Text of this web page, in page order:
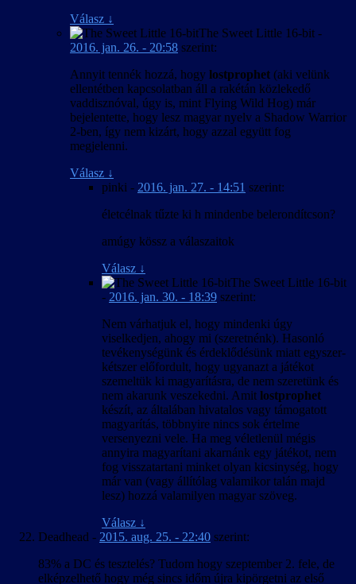
Válasz ↓
The Sweet Little 16-bit -
2016. jan. 26. - 20:58 szerint:
Annyit tennék hozzá, hogy lostprophet (aki velünk
ellentétben kapcsolatban áll a rakétán közlekedő
vaddisznóval, úgy is, mint Flying Wild Hog) már
bejelentette, hogy lesz magyar nyelv a Shadow Warrior
2-ben, így nem kizárt, hogy azzal együtt fog
megjelenni.
Válasz ↓
pinki - 2016. jan. 27. - 14:51 szerint:
életcélnak tűzte ki h mindenbe belerondítcson?
amúgy kössz a válaszaitok
Válasz ↓
The Sweet Little 16-bit
- 2016. jan. 30. - 18:39 szerint:
Nem várhatjuk el, hogy mindenki úgy
viselkedjen, ahogy mi (szeretnénk). Hasonló
tevékenységünk és érdeklődésünk miatt egyszer-
kétszer előfordult, hogy ugyanazt a játékot
szemeltük ki magyarításra, de nem szeretünk és
nem akarunk veszekedni. Amit lostprophet
készít, az általában hivatalos vagy támogatott
magyarítás, többnyire nincs sok értelme
versenyezni vele. Ha meg véletlenül mégis
annyira magyarítani akarnánk egy játékot, nem
fog visszatartani minket olyan kicsinység, hogy
már van (vagy állítólag valamikor talán majd
lesz) hozzá valamilyen magyar szöveg.
Válasz ↓
Deadhead - 2015. aug. 25. - 22:40 szerint:
83% a DC és tesztelés? Tudom hogy szeptember 2. fele, de
elképzelhető hogy még sincs időm újra kipörgetni az első